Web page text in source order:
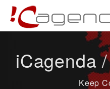
News
iCagenda
Keep